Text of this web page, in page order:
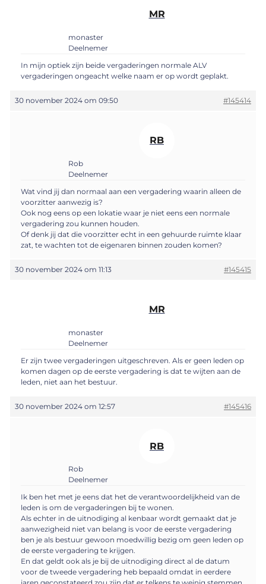
MR
monaster
Deelnemer
In mijn optiek zijn beide vergaderingen normale ALV
vergaderingen ongeacht welke naam er op wordt geplakt.
30 november 2024 om 09:50 #145414
RB
Rob
Deelnemer
Wat vind jij dan normaal aan een vergadering waarin alleen de
voorzitter aanwezig is?
Ook nog eens op een lokatie waar je niet eens een normale
vergadering zou kunnen houden.
Of denk jij dat die voorzitter echt in een gehuurde ruimte klaar
zat, te wachten tot de eigenaren binnen zouden komen?
30 november 2024 om 11:13 #145415
MR
monaster
Deelnemer
Er zijn twee vergaderingen uitgeschreven. Als er geen leden op
komen dagen op de eerste vergadering is dat te wijten aan de
leden, niet aan het bestuur.
30 november 2024 om 12:57 #145416
RB
Rob
Deelnemer
Ik ben het met je eens dat het de verantwoordelijkheid van de
leden is om de vergaderingen bij te wonen.
Als echter in de uitnodiging al kenbaar wordt gemaakt dat je
aanwezigheid niet van belang is voor de eerste vergadering
ben je als bestuur gewoon moedwillig bezig om geen leden op
de eerste vergadering te krijgen.
En dat geldt ook als je bij de uitnodiging direct al de datum
voor de tweede vergadering heb bepaald omdat in eerdere